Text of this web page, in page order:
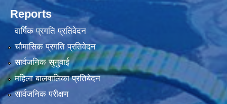
Reports
वार्षिक प्रगति प्रतिवेदन
चौमासिक प्रगति प्रतिवेदन
सार्वजनिक सुनुवाई
महिला बालबालिका प्रतिबेदन
सार्वजनिक परीक्षण